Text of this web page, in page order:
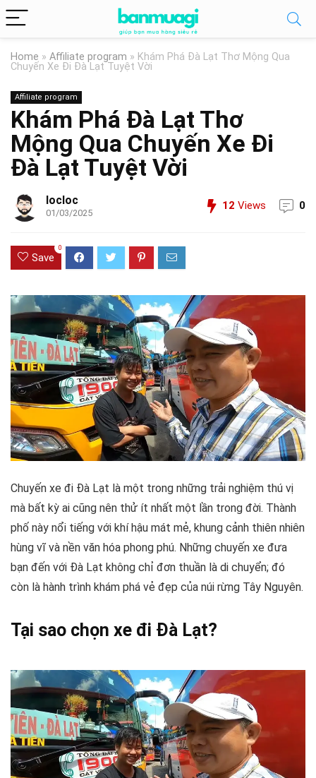
Home » Affiliate program » Khám Phá Đà Lạt Thơ Mộng Qua
Chuyến Xe Đi Đà Lạt Tuyệt Vời
Affiliate program
Khám Phá Đà Lạt Thơ
Mộng Qua Chuyến Xe Đi
Đà Lạt Tuyệt Vời
locloc
01/03/2025
12 Views 0
Save
0
Chuyến xe đi Đà Lạt là một trong những trải nghiệm thú vị
mà bất kỳ ai cũng nên thử ít nhất một lần trong đời. Thành
phố này nổi tiếng với khí hậu mát mẻ, khung cảnh thiên nhiên
hùng vĩ và nền văn hóa phong phú. Những chuyến xe đưa
bạn đến với Đà Lạt không chỉ đơn thuần là di chuyển; đó
còn là hành trình khám phá vẻ đẹp của núi rừng Tây Nguyên.
Tại sao chọn xe đi Đà Lạt?